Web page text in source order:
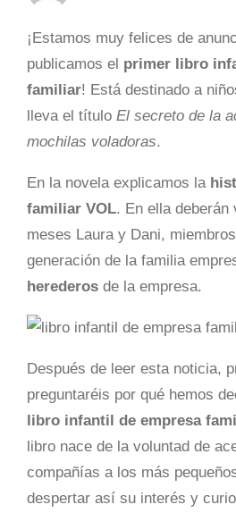
¡Estamos muy felices de
publicamos el primer libro
familiar! Está destinado a
lleva el título El secreto de la
mochilas voladoras.
En la novela explicamos la
familiar VOL. En ella deberán
meses Laura y Dani,
generación de la familia
herederos de la empresa.
Después de leer esta noticia,
preguntaréis por qué hemos
libro infantil de empresa
libro nace de la voluntad de
compañías a los más
despertar así su interés y